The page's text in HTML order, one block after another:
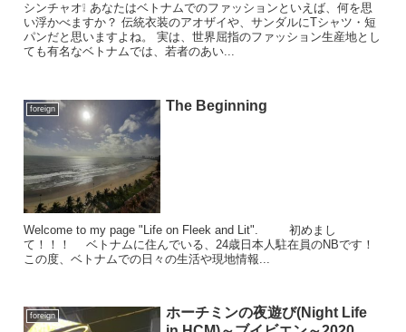
シンチャオ❕ あなたはベトナムでのファッションといえば、何を思
い浮かべますか？ 伝統衣装のアオザイや、サンダルにTシャツ・短
パンだと思いますよね。 実は、世界屈指のファッション生産地とし
ても有名なベトナムでは、若者のあい...
foreign The Beginning
Welcome to my page "Life on Fleek and Lit". 初めまし
て！！！ ベトナムに住んでいる、24歳日本人駐在員のNBです！
この度、ベトナムでの日々の生活や現地情報...
foreign
ホーチミンの夜遊び(Night Life